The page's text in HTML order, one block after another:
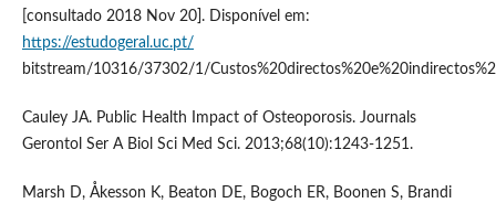
[consultado 2018 Nov 20]. Disponível em:
https://estudogeral.uc.pt/
bitstream/10316/37302/1/
Cauley JA. Public Health Impact of Osteoporosis. Journals
Gerontol Ser A Biol Sci Med Sci. 2013;68(10):1243-1251.
Marsh D, Åkesson K, Beaton DE, Bogoch ER, Boonen S, Brandi